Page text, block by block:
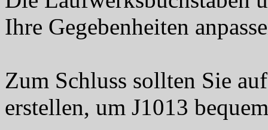
Ihre Gegebenheiten
Zum Schluss sollten Sie
erstellen, um J1013